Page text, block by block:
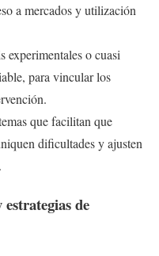
a mercados y utilización
experimentales o cuasi
para vincular los
que facilitan que
dificultades y ajusten
de